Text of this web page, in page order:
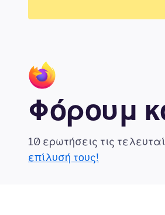
Φόρουμ
10 ερωτήσεις τις
επίλυσή τους!